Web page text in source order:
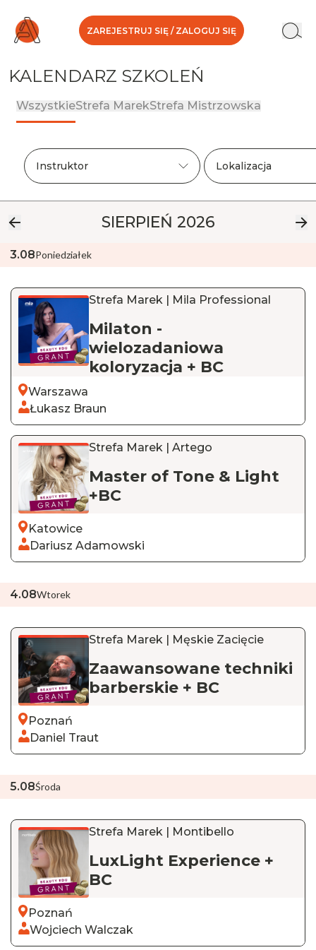
ZAREJESTRUJ SIĘ / ZALOGUJ SIĘ
KALENDARZ SZKOLEŃ
WszystkieStrefa MarekStrefa Mistrzowska
Instruktor Lokalizacja
SIERPIEŃ 2026
Poniedziałek
3.08
Strefa Marek | Mila Professional
Milaton -
wielozadaniowa
koloryzacja + BC
Warszawa
Łukasz Braun
Strefa Marek | Artego
Master of Tone & Light
+BC
Katowice
Dariusz Adamowski
Wtorek
4.08
Strefa Marek | Męskie Zacięcie
Zaawansowane techniki
barberskie + BC
Poznań
Daniel Traut
Środa
5.08
Strefa Marek | Montibello
LuxLight Experience +
BC
Poznań
Wojciech Walczak